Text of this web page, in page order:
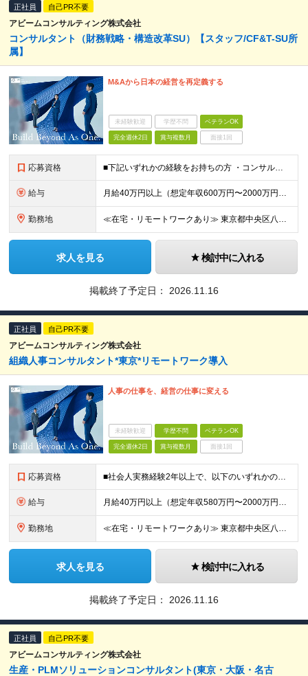
正社員 自己PR不要
アビームコンサルティング株式会社
コンサルタント（財務戦略・構造改革SU）【スタッフ/CF&T-SU所
属】
M&Aから日本の経営を再定義する
未経験歓迎 学歴不問 ベテランOK
完全週休2日 賞与複数月 面接1回
応募資格 ■下記いずれかの経験をお持ちの方 ・コンサルティングファーム出身者: 戦略系、Big4などでのM&A関連（Strategy/Transaction/PMI/カーブアウト）または企業変革プロジェクト経験
給与 月給40万円以上（想定年収600万円〜2000万円） ※経験・能力を考慮の上、当社規定により決定します。 ※賞与年2回支給 ※試用期間：原則6ヶ月（試用期間中の労働条件は本採用時と同様） ※残業代は全
勤務地 ≪在宅・リモートワークあり≫ 東京都中央区八重洲二丁目2番1号 東京ミッドタウン八重洲 八重洲セントラルタワー15階 ※プロジェクトによりその他全国、海外あり ※在宅勤務制度、リモートワーク制度あり
求人を見る 検討中に入れる
掲載終了予定日： 2026.11.16
正社員 自己PR不要
アビームコンサルティング株式会社
組織人事コンサルタント*東京*リモートワーク導入
人事の仕事を、経営の仕事に変える
未経験歓迎 学歴不問 ベテランOK
完全週休2日 賞与複数月 面接1回
応募資格 ■社会人実務経験2年以上で、以下のいずれかの経験を満たす方 ・コンサルティングファーム/シンクタンクにおいて、人事領域でのITまたは業務コンサルティング経験 ・SIerとして人事領域の経験 ・人事領域
給与 月給40万円以上（想定年収580万円〜2000万円） ※経験・能力を考慮の上、当社規定により決定します。 ※賞与年2回支給 ※試用期間：原則6ヶ月（試用期間中の労働条件は本採用時と同様） ※残業代は全
勤務地 ≪在宅・リモートワークあり≫ 東京都中央区八重洲二丁目2番1号 東京ミッドタウン八重洲 八重洲セントラルタワー15階 ※プロジェクトによりその他全国、海外あり ※在宅勤務制度、リモートワーク制度あり
求人を見る 検討中に入れる
掲載終了予定日： 2026.11.16
正社員 自己PR不要
アビームコンサルティング株式会社
生産・PLMソリューションコンサルタント(東京・大阪・名古